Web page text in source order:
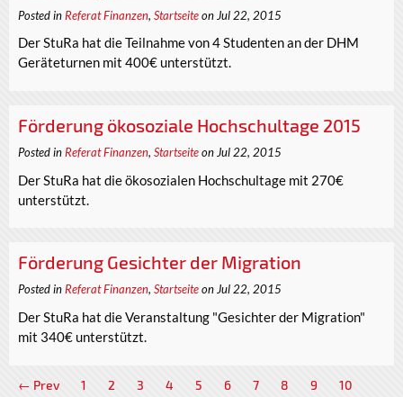
Posted in Referat Finanzen, Startseiteon Jul 22, 2015
Der StuRa hat die Teilnahme von 4 Studenten an der DHM
Geräteturnen mit 400€ unterstützt.
Förderung ökosoziale Hochschultage 2015
Posted in Referat Finanzen, Startseiteon Jul 22, 2015
Der StuRa hat die ökosozialen Hochschultage mit 270€
unterstützt.
Förderung Gesichter der Migration
Posted inReferat Finanzen, Startseiteon Jul 22, 2015
Der StuRa hat die Veranstaltung "Gesichter der Migration"
mit 340€ unterstützt.
← Prev 1 2 3 4 5 6 7 8 9
10